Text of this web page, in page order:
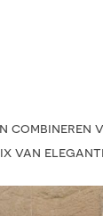
van